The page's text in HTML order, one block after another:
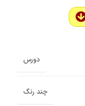
دورس
چند رنگ